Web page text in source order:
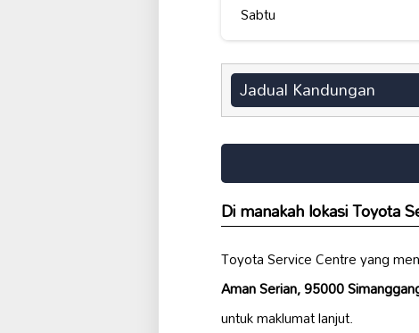
Sabtu
Jadual Kandungan
Di manakah lokasi Toyota
Toyota Service Centre yang
Aman Serian, 95000
untuk maklumat lanjut.